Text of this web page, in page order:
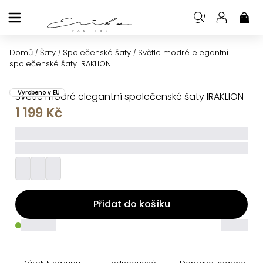
na
Domů / Šaty / Společenské šaty / Světle modré elegantní
společenské šaty IRAKLION
Světle modré elegantní společenské šaty IRAKLION
Vyrobeno v EU
1 199 Kč
Přidat do košíku